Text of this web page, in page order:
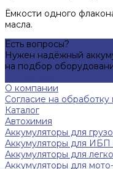
Ёмкости одного
масла.
Есть вопросы?
Нужен надёжный
на подбор
О компании
Согласие на
Каталог
Автохимия
Аккумуляторы для
Аккумуляторы для ИБП
Аккумуляторы для
Аккумуляторы для